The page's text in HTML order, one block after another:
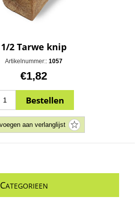
1/2 Tarwe knip
Artikelnummer:: 1057
€1,82
CATEGORIEEN